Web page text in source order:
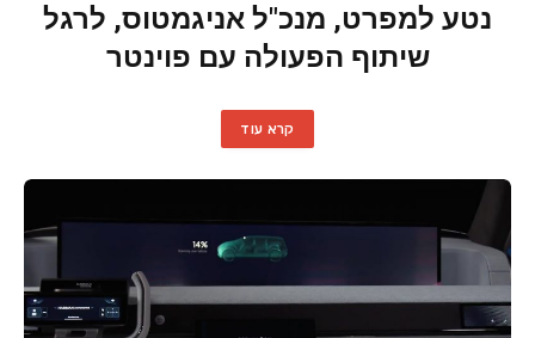
נטע למפרט, מנכ"ל אניגמטוס, לרגל
שיתוף הפעולה עם פוינטר
קרא עוד